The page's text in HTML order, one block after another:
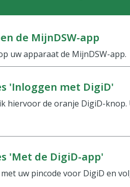
de MijnDSW-app
uw apparaat de MijnDSW-app.
'Inloggen met DigiD'
hiervoor de oranje DigiD-
'Met de DigiD-app'
uw pincode voor DigiD en